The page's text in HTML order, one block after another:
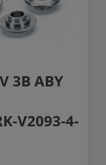
3B ABY
V2093-4-